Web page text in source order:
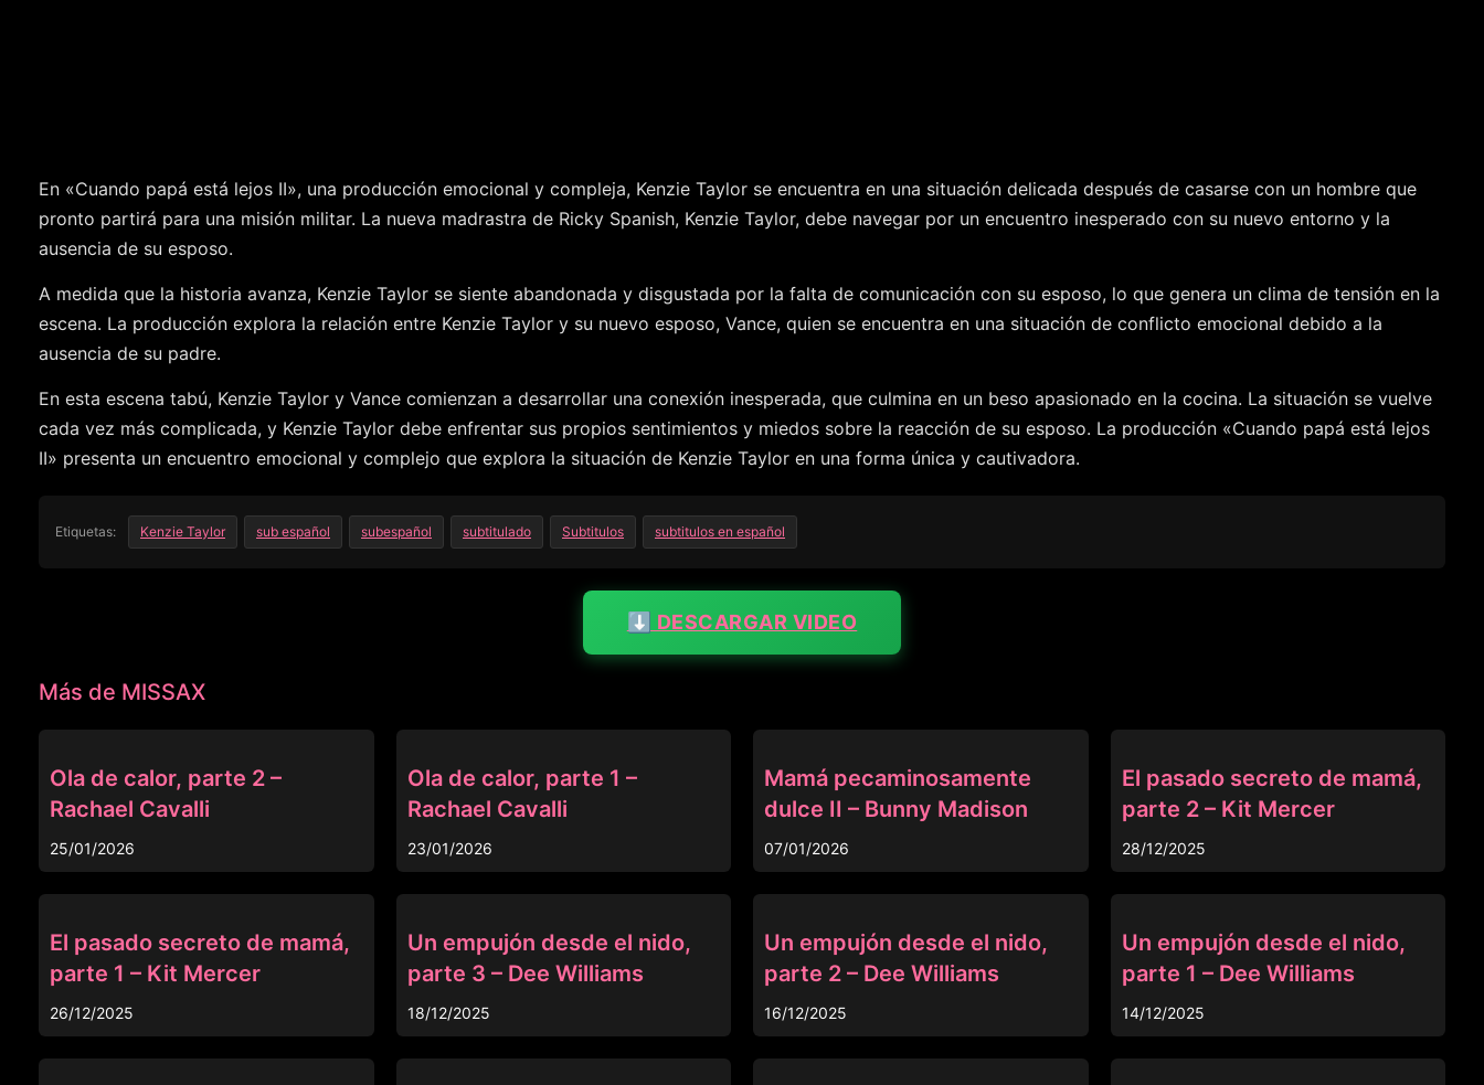
En «Cuando papá está lejos II», una producción emocional y compleja, Kenzie Taylor se encuentra en una situación delicada después de casarse con un hombre que
pronto partirá para una misión militar. La nueva madrastra de Ricky Spanish, Kenzie Taylor, debe navegar por un encuentro inesperado con su nuevo entorno y la
ausencia de su esposo.
A medida que la historia avanza, Kenzie Taylor se siente abandonada y disgustada por la falta de comunicación con su esposo, lo que genera un clima de tensión en la
escena. La producción explora la relación entre Kenzie Taylor y su nuevo esposo, Vance, quien se encuentra en una situación de conflicto emocional debido a la
ausencia de su padre.
En esta escena tabú, Kenzie Taylor y Vance comienzan a desarrollar una conexión inesperada, que culmina en un beso apasionado en la cocina. La situación se vuelve
cada vez más complicada, y Kenzie Taylor debe enfrentar sus propios sentimientos y miedos sobre la reacción de su esposo. La producción «Cuando papá está lejos
II» presenta un encuentro emocional y complejo que explora la situación de Kenzie Taylor en una forma única y cautivadora.
Etiquetas: Kenzie Taylor sub español subespañol subtitulado Subtitulos subtitulos en español
⬇️ DESCARGAR VIDEO
Más de MISSAX
Ola de calor, parte 2 –
Rachael Cavalli
25/01/2026
Ola de calor, parte 1 –
Rachael Cavalli
23/01/2026
Mamá pecaminosamente
dulce II – Bunny Madison
07/01/2026
El pasado secreto de mamá,
parte 2 – Kit Mercer
28/12/2025
El pasado secreto de mamá,
parte 1 – Kit Mercer
26/12/2025
Un empujón desde el nido,
parte 3 – Dee Williams
18/12/2025
Un empujón desde el nido,
parte 2 – Dee Williams
16/12/2025
Un empujón desde el nido,
parte 1 – Dee Williams
14/12/2025